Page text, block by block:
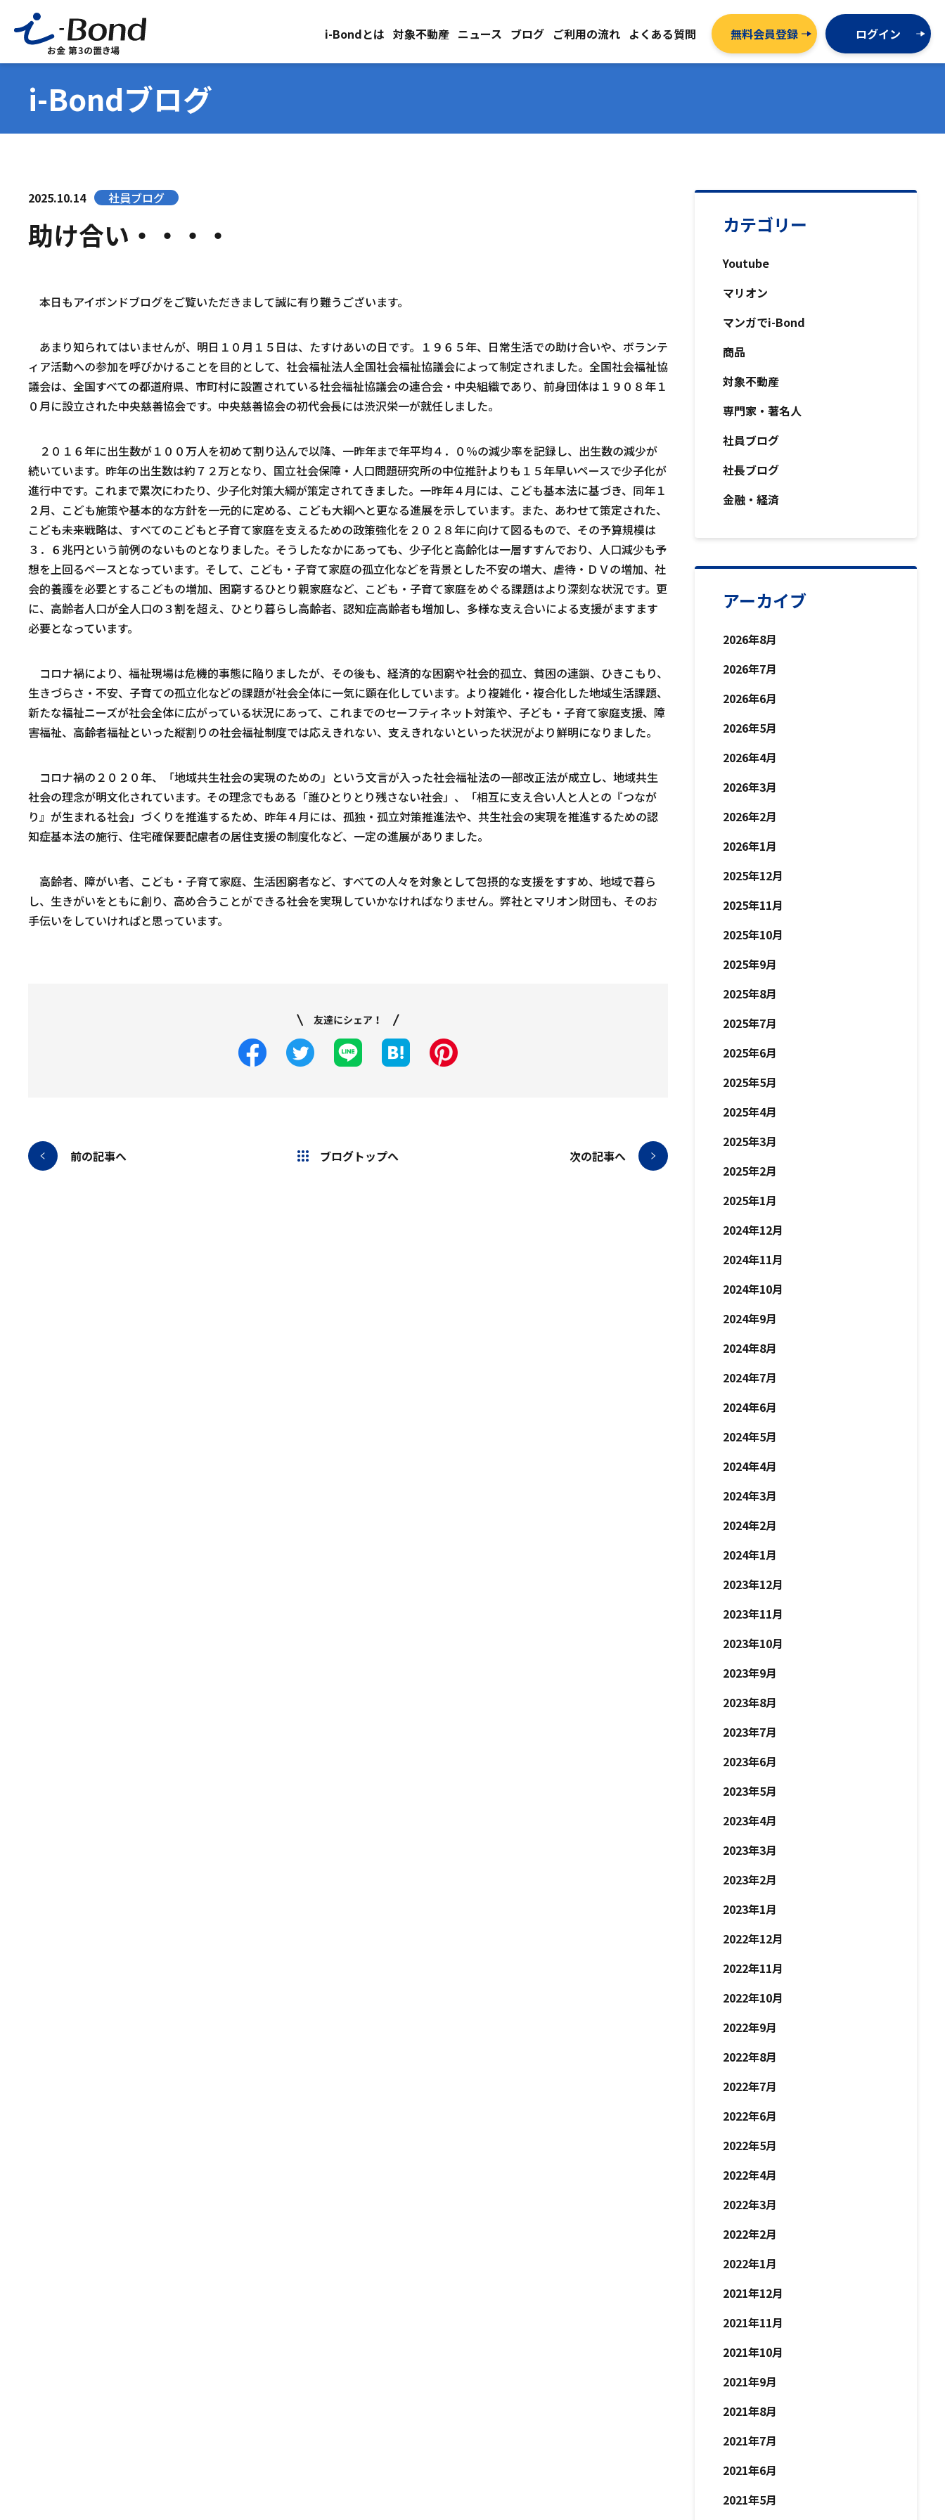
i-Bondとは 対象不動産 ニュース ブログ ご利用の流れ よくある質問 無料会員登録 ログイン
i-Bondブログ
2025.10.14 社員ブログ
助け合い・・・・
本日もアイボンドブログをご覧いただきまして誠に有り難うございます。
あまり知られてはいませんが、明日１０月１５日は、たすけあいの日です。１９６５年、日常生活での助け合いや、ボランテ
ィア活動への参加を呼びかけることを目的として、社会福祉法人全国社会福祉協議会によって制定されました。全国社会福祉協
議会は、全国すべての都道府県、市町村に設置されている社会福祉協議会の連合会・中央組織であり、前身団体は１９０８年１
０月に設立された中央慈善協会です。中央慈善協会の初代会長には渋沢栄一が就任しました。
２０１６年に出生数が１００万人を初めて割り込んで以降、一昨年まで年平均４．０％の減少率を記録し、出生数の減少が
続いています。昨年の出生数は約７２万となり、国立社会保障・人口問題研究所の中位推計よりも１５年早いペースで少子化が
進行中です。これまで累次にわたり、少子化対策大綱が策定されてきました。一昨年４月には、こども基本法に基づき、同年１
２月、こども施策や基本的な方針を一元的に定める、こども大綱へと更なる進展を示しています。また、あわせて策定された、
こども未来戦略は、すべてのこどもと子育て家庭を支えるための政策強化を２０２８年に向けて図るもので、その予算規模は
３．６兆円という前例のないものとなりました。そうしたなかにあっても、少子化と高齢化は一層すすんでおり、人口減少も予
想を上回るペースとなっています。そして、こども・子育て家庭の孤立化などを背景とした不安の増大、虐待・ＤＶの増加、社
会的養護を必要とするこどもの増加、困窮するひとり親家庭など、こども・子育て家庭をめぐる課題はより深刻な状況です。更
に、高齢者人口が全人口の３割を超え、ひとり暮らし高齢者、認知症高齢者も増加し、多様な支え合いによる支援がますます
必要となっています。
コロナ禍により、福祉現場は危機的事態に陥りましたが、その後も、経済的な困窮や社会的孤立、貧困の連鎖、ひきこもり、
生きづらさ・不安、子育ての孤立化などの課題が社会全体に一気に顕在化しています。より複雑化・複合化した地域生活課題、
新たな福祉ニーズが社会全体に広がっている状況にあって、これまでのセーフティネット対策や、子ども・子育て家庭支援、障
害福祉、高齢者福祉といった縦割りの社会福祉制度では応えきれない、支えきれないといった状況がより鮮明になりました。
コロナ禍の２０２０年、「地域共生社会の実現のための」という文言が入った社会福祉法の一部改正法が成立し、地域共生
社会の理念が明文化されています。その理念でもある「誰ひとりとり残さない社会」、「相互に支え合い人と人との『つなが
り』が生まれる社会」づくりを推進するため、昨年４月には、孤独・孤立対策推進法や、共生社会の実現を推進するための認
知症基本法の施行、住宅確保要配慮者の居住支援の制度化など、一定の進展がありました。
高齢者、障がい者、こども・子育て家庭、生活困窮者など、すべての人々を対象として包摂的な支援をすすめ、地域で暮ら
し、生きがいをともに創り、高め合うことができる社会を実現していかなければなりません。弊社とマリオン財団も、そのお
手伝いをしていければと思っています。
前の記事へ ブログトップへ 次の記事へ
カテゴリー
Youtube
マリオン
マンガでi-Bond
商品
対象不動産
専門家・著名人
社員ブログ
社長ブログ
金融・経済
アーカイブ
2026年8月
2026年7月
2026年6月
2026年5月
2026年4月
2026年3月
2026年2月
2026年1月
2025年12月
2025年11月
2025年10月
2025年9月
2025年8月
2025年7月
2025年6月
2025年5月
2025年4月
2025年3月
2025年2月
2025年1月
2024年12月
2024年11月
2024年10月
2024年9月
2024年8月
2024年7月
2024年6月
2024年5月
2024年4月
2024年3月
2024年2月
2024年1月
2023年12月
2023年11月
2023年10月
2023年9月
2023年8月
2023年7月
2023年6月
2023年5月
2023年4月
2023年3月
2023年2月
2023年1月
2022年12月
2022年11月
2022年10月
2022年9月
2022年8月
2022年7月
2022年6月
2022年5月
2022年4月
2022年3月
2022年2月
2022年1月
2021年12月
2021年11月
2021年10月
2021年9月
2021年8月
2021年7月
2021年6月
2021年5月